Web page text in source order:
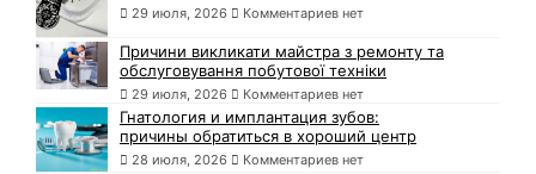
29 июля, 2026 Комментариев нет
Причини викликати майстра з ремонту та
обслуговування побутової техніки
29 июля, 2026 Комментариев нет
Гнатология и имплантация зубов:
причины обратиться в хороший центр
28 июля, 2026 Комментариев нет